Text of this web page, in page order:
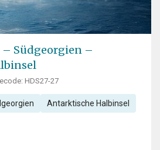
Südgeorgien –
HDS27-27
Antarktische Halbinsel